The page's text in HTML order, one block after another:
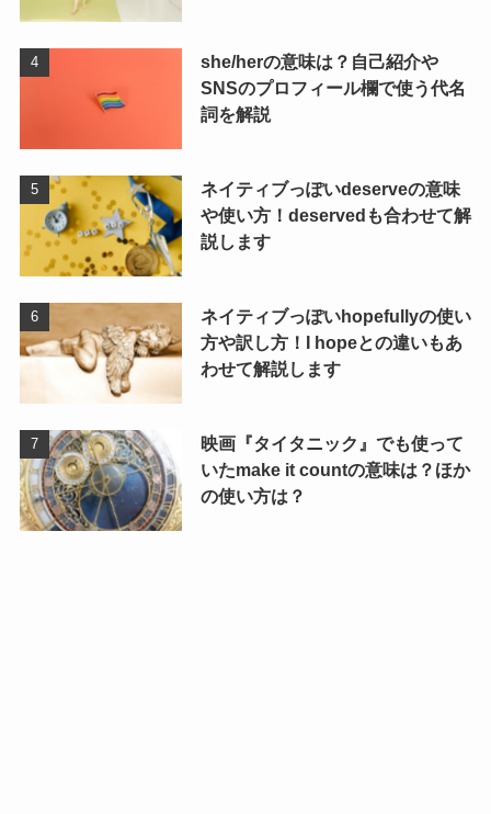
she/herの意味は？自己紹介や
SNSのプロフィール欄で使う代名
詞を解説
ネイティブっぽいdeserveの意味
や使い方！deservedも合わせて解
説します
ネイティブっぽいhopefullyの使い
方や訳し方！I hopeとの違いもあ
わせて解説します
映画『タイタニック』でも使って
いたmake it countの意味は？ほか
の使い方は？